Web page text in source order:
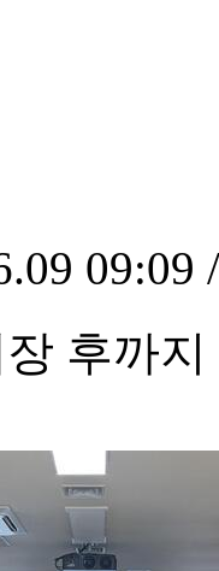
09:09
후까